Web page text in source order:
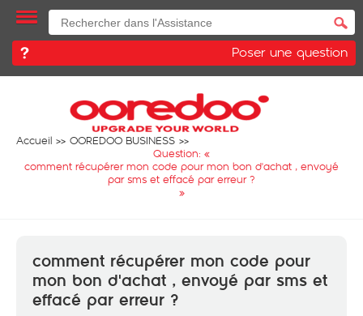
Poser une question
Accueil
OOREDOO BUSINESS
Question: «
comment récupérer mon code pour mon bon d'achat , envoyé
par sms et effacé par erreur ?
»
comment récupérer mon code pour
mon bon d'achat , envoyé par sms et
effacé par erreur ?